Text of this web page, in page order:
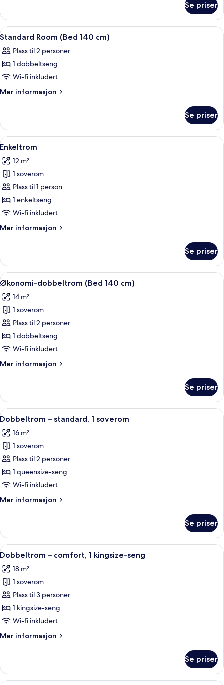
140
cm)
Double
Room
(Bed
cm)
Se priser
Åpne
alle
bildene
av
Standard
Room
cm)
Allergitestet sengetøy, skrivebord
12
Standard Room (Bed 140 cm)
Plass til 2 personer
1 dobbeltseng
Wi-fi inkludert
Mer informasjon
Mer
Room
(Bed
140
Se priser
Åpne
alle
bildene
av
Enkeltrom
Enkeltrom | Allergitestet sengetøy,
4
Enkeltrom
12 m²
1 soverom
Plass til 1 person
1 enkeltseng
Wi-fi inkludert
Mer informasjon
Mer
Se priser
Åpne
alle
bildene
av
Økonomi-
dobbeltrom
(Bed
cm)
Allergitestet sengetøy, skrivebord
5
Økonomi-dobbeltrom (Bed 140 cm)
14 m²
1 soverom
Plass til 2 personer
1 dobbeltseng
Wi-fi inkludert
Mer informasjon
Mer
dobbeltrom
(Bed
140
Se priser
Åpne
alle
bildene
av
Dobbeltrom
–
standard,
soverom
Dobbeltrom – standard, 1 soverom
5
Dobbeltrom – standard, 1 soverom
16 m²
1 soverom
Plass til 2 personer
1 queensize-seng
Wi-fi inkludert
Mer informasjon
Mer
–
standard,
1
Se priser
Åpne
alle
bildene
av
Dobbeltrom
–
comfort,
kingsize-
Dobbeltrom – comfort, 1 kingsize-
10
Dobbeltrom – comfort, 1 kingsize-seng
18 m²
1 soverom
Plass til 3 personer
1 kingsize-seng
Wi-fi inkludert
Mer informasjon
Mer
–
comfort,
Se priser